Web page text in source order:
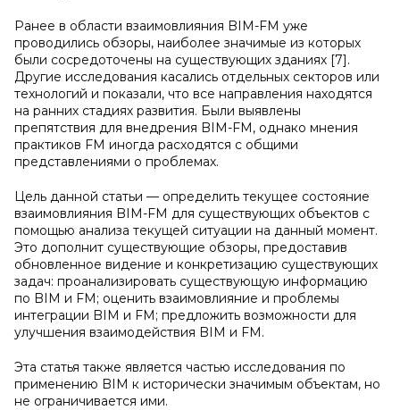
Ранее в области взаимовлияния BIM-FM уже
проводились обзоры, наиболее значимые из которых
были сосредоточены на существующих зданиях [7].
Другие исследования касались отдельных секторов или
технологий и показали, что все направления находятся
на ранних стадиях развития. Были выявлены
препятствия для внедрения BIM-FM, однако мнения
практиков FM иногда расходятся с общими
представлениями о проблемах.
Цель данной статьи — определить текущее состояние
взаимовлияния BIM-FM для существующих объектов с
помощью анализа текущей ситуации на данный момент.
Это дополнит существующие обзоры, предоставив
обновленное видение и конкретизацию существующих
задач: проанализировать существующую информацию
по BIM и FM; оценить взаимовлияние и проблемы
интеграции BIM и FM; предложить возможности для
улучшения взаимодействия BIM и FM.
Эта статья также является частью исследования по
применению BIM к исторически значимым объектам, но
не ограничивается ими.